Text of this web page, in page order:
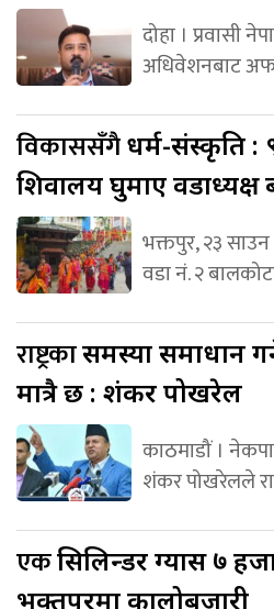
दोहा । प्रवासी
अधिवेशनबाट
विकाससँगैधर्म-संस्कृति :
शिवालय घुमाए
भक्तपुर, २३
वडा नं. २
राष्ट्रकासमस्या समाधान
मात्रै छ : शंकर पोखरेल
काठमाडौं ।
शंकर पोखरेलले
एकसिलिन्डर ग्यास ७
भक्तपुरमा कालोबजारी